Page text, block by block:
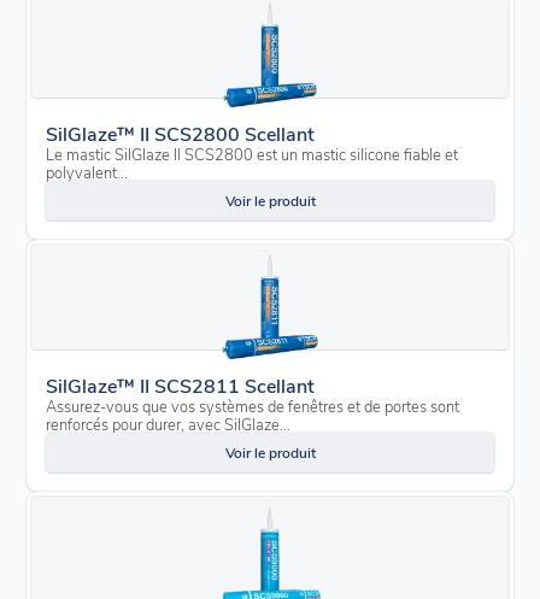
SilGlaze™ II SCS2800 Scellant
Le mastic SilGlaze II SCS2800 est un mastic silicone fiable et
polyvalent...
Voir le produit
SilGlaze™ II SCS2811 Scellant
Assurez-vous que vos systèmes de fenêtres et de portes sont
renforcés pour durer, avec SilGlaze...
Voir le produit